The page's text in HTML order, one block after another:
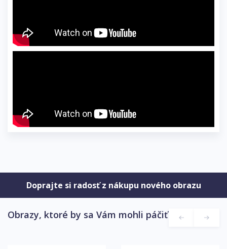
Doprajte si radosť z nákupu nového obrazu
Obrazy, ktoré by sa Vám mohli páčiť